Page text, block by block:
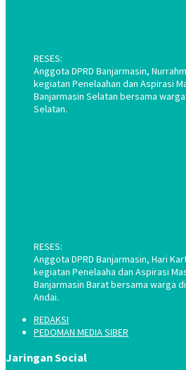
RESES:
Anggota DPRD Banjarmasin,
kegiatan Penelaahan dan Aspirasi
Banjarmasin Selatan bersama
Selatan.
RESES:
Anggota DPRD Banjarmasin, Hari
kegiatan Penelaaha dan Aspirasi
Banjarmasin Barat bersama warga
Andai.
REDAKSI
PEDOMAN MEDIA SIBER
Jaringan Social